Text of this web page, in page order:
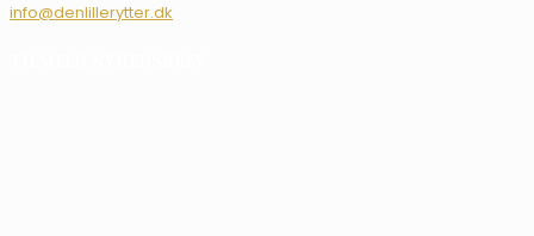
info@denlillerytter.dk